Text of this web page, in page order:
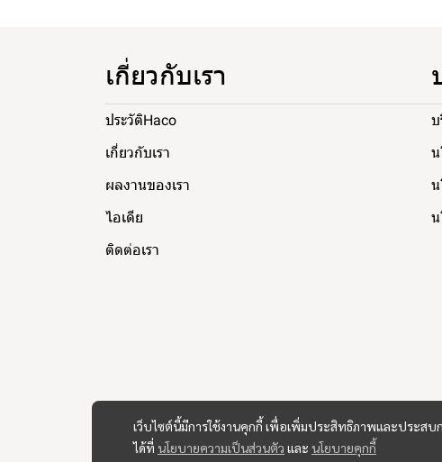
เว็บไซต์นี้มีการใช้งานคุกกี้ เพื่อเพิ่มประสิทธิภาพและประสบ
ได้ที่ นโยบายความเป็นส่วนตัว และ นโยบายคุกกี้
เกี่ยวกับเรา
ประวัติHaco
เกี่ยวกับเรา
ผลงานของเรา
ไอเดีย
ติดต่อเรา
บ
น
น